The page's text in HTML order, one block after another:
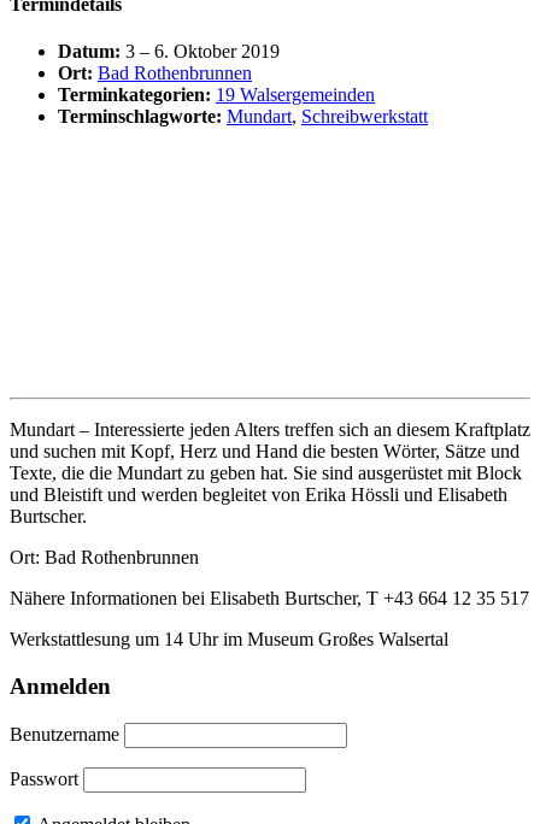
Termindetails
Datum: 3 – 6. Oktober 2019
Ort: Bad Rothenbrunnen
Terminkategorien: 19 Walsergemeinden
Terminschlagworte: Mundart, Schreibwerkstatt
Mundart – Interessierte jeden Alters treffen sich an diesem Kraftplatz
und suchen mit Kopf, Herz und Hand die besten Wörter, Sätze und
Texte, die die Mundart zu geben hat. Sie sind ausgerüstet mit Block
und Bleistift und werden begleitet von Erika Hössli und Elisabeth
Burtscher.
Ort: Bad Rothenbrunnen
Nähere Informationen bei Elisabeth Burtscher, T +43 664 12 35 517
Werkstattlesung um 14 Uhr im Museum Großes Walsertal
Anmelden
Benutzername
Passwort